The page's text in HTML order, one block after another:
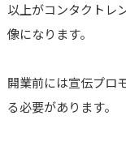
以上がコンタクトレ
像になります。
開業前には宣伝プロ
る必要があります。